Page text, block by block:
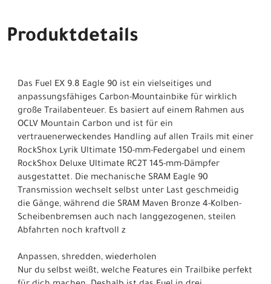
Produktdetails
Das Fuel EX 9.8 Eagle 90 ist ein vielseitiges und
anpassungsfähiges Carbon-Mountainbike für wirklich
große Trailabenteuer. Es basiert auf einem Rahmen aus
OCLV Mountain Carbon und ist für ein
vertrauenerweckendes Handling auf allen Trails mit einer
RockShox Lyrik Ultimate 150-mm-Federgabel und einem
RockShox Deluxe Ultimate RC2T 145-mm-Dämpfer
ausgestattet. Die mechanische SRAM Eagle 90
Transmission wechselt selbst unter Last geschmeidig
die Gänge, während die SRAM Maven Bronze 4-Kolben-
Scheibenbremsen auch nach langgezogenen, steilen
Abfahrten noch kraftvoll z
Anpassen, shredden, wiederholen
Nur du selbst weißt, welche Features ein Trailbike perfekt